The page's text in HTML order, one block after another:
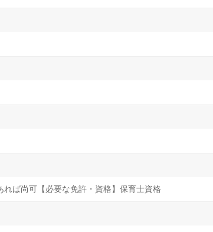
れば尚可【必要な免許・資格】保育士資格